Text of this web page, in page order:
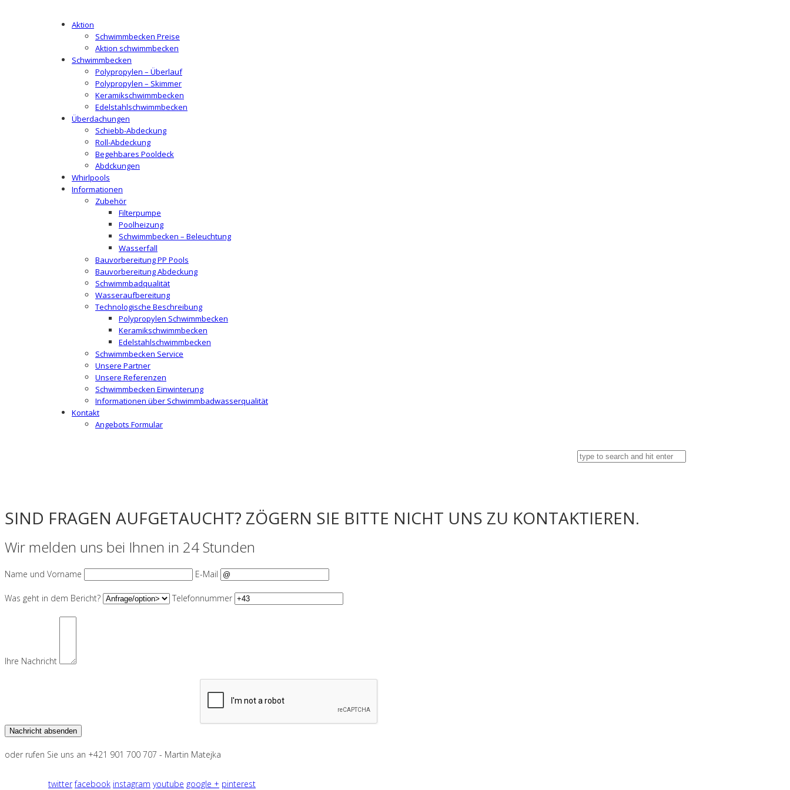
Aktion
Schwimmbecken Preise
Aktion schwimmbecken
Schwimmbecken
Polypropylen – Überlauf
Polypropylen – Skimmer
Keramikschwimmbecken
Edelstahlschwimmbecken
Überdachungen
Schiebb-Abdeckung
Roll-Abdeckung
Begehbares Pooldeck
Abdckungen
Whirlpools
Informationen
Zubehör
Filterpumpe
Poolheizung
Schwimmbecken – Beleuchtung
Wasserfall
Bauvorbereitung PP Pools
Bauvorbereitung Abdeckung
Schwimmbadqualität
Wasseraufbereitung
Technologische Beschreibung
Polypropylen Schwimmbecken
Keramikschwimmbecken
Edelstahlschwimmbecken
Schwimmbecken Service
Unsere Partner
Unsere Referenzen
Schwimmbecken Einwinterung
Informationen über Schwimmbadwasserqualität
Kontakt
Angebots Formular
SIND FRAGEN AUFGETAUCHT? ZÖGERN SIE BITTE NICHT UNS ZU KONTAKTIEREN.
Wir melden uns bei Ihnen in 24 Stunden
Name und Vorname E-Mail
Was geht in dem Bericht? Telefonnummer
Ihre Nachricht
oder rufen Sie uns an +421 901 700 707 - Martin Matejka
twitter facebook instagram youtube google + pinterest